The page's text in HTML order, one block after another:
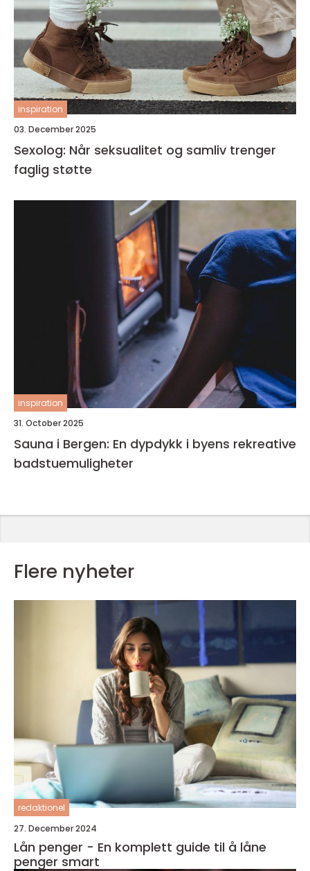
inspiration
03. December 2025
Sexolog: Når seksualitet og samliv trenger
faglig støtte
inspiration
31. October 2025
Sauna i Bergen: En dypdykk i byens rekreative
badstuemuligheter
Flere nyheter
redaktionel
27. December 2024
Lån penger - En komplett guide til å låne
penger smart